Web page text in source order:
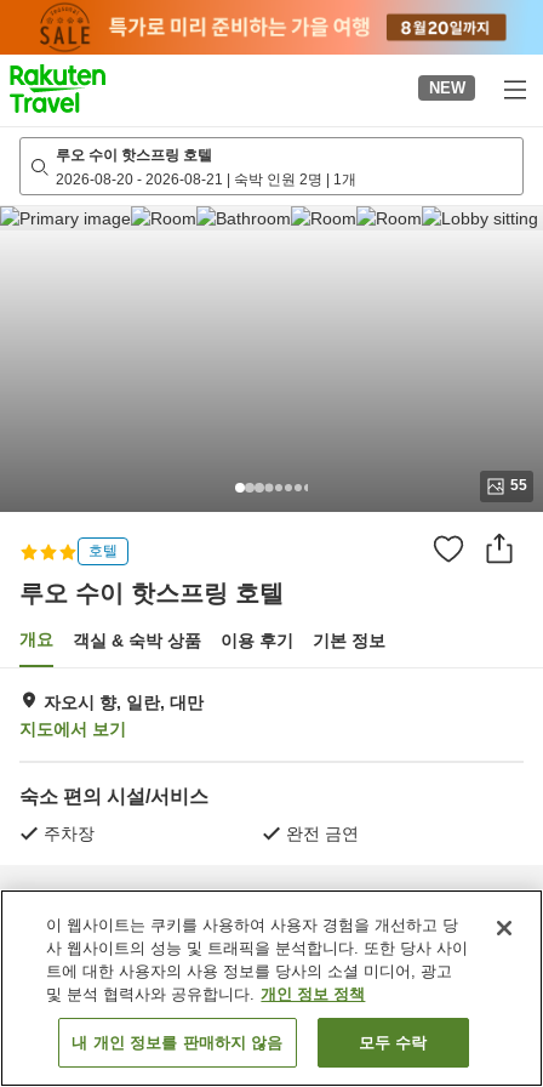
page
NEW
루오 수이 핫스프링 호텔
2026-08-20 - 2026-08-21 | 숙박 인원 2명 | 1개
55
호텔
루오 수이 핫스프링 호텔
개요 객실 & 숙박 상품 이용 후기 기본 정보
자오시 향, 일란, 대만
지도에서 보기
숙소 편의 시설/서비스
주차장 완전 금연
홈 대만 일란 자오시 향 루오 수이 핫스프링 호텔
객실 보기
이 웹사이트는 쿠키를 사용하여 사용자 경험을 개선하고 당
사 웹사이트의 성능 및 트래픽을 분석합니다. 또한 당사 사이
트에 대한 사용자의 사용 정보를 당사의 소셜 미디어, 광고
및 분석 협력사와 공유합니다. 개인 정보 정책
내 개인 정보를 판매하지 않음 모두 수락